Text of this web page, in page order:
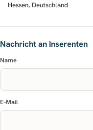
Hessen, Deutschland
Nachricht an Inserenten
Name
E-Mail